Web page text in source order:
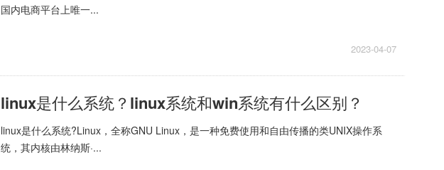
国内电商平台上唯一...
2023-04-07
linux是什么系统？linux系统和win系统有什么区别？
linux是什么系统?Linux，全称GNU Linux，是一种免费使用和自由传播的类UNIX操作系
统，其内核由林纳斯·...